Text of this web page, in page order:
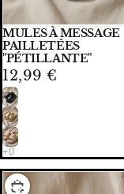
MULES À MESSAGE
PAILLETÉES
"PÉTILLANTE"
12,99 €
CHOISIR